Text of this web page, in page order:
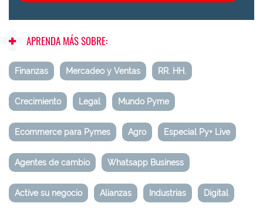
APRENDA MÁS SOBRE:
Finanzas Mercadeo y Ventas RR. HH.
Crecimiento Legal Mundo Pyme
Ecommerce para Pymes Agro Especial Py+ Live
Agentes de cambio Whatsapp Business
Active su negocio Alianzas Industrias Digital